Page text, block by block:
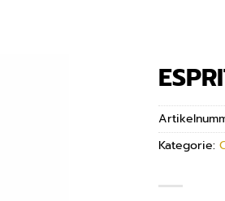
Kategorie: